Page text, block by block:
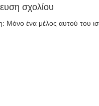
σχολίου
Μόνο ένα μέλος αυτού του